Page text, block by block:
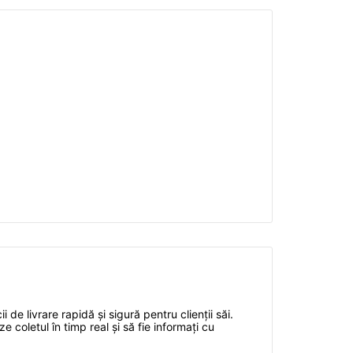
de livrare rapidă și sigură pentru clienții săi.
coletul în timp real și să fie informați cu